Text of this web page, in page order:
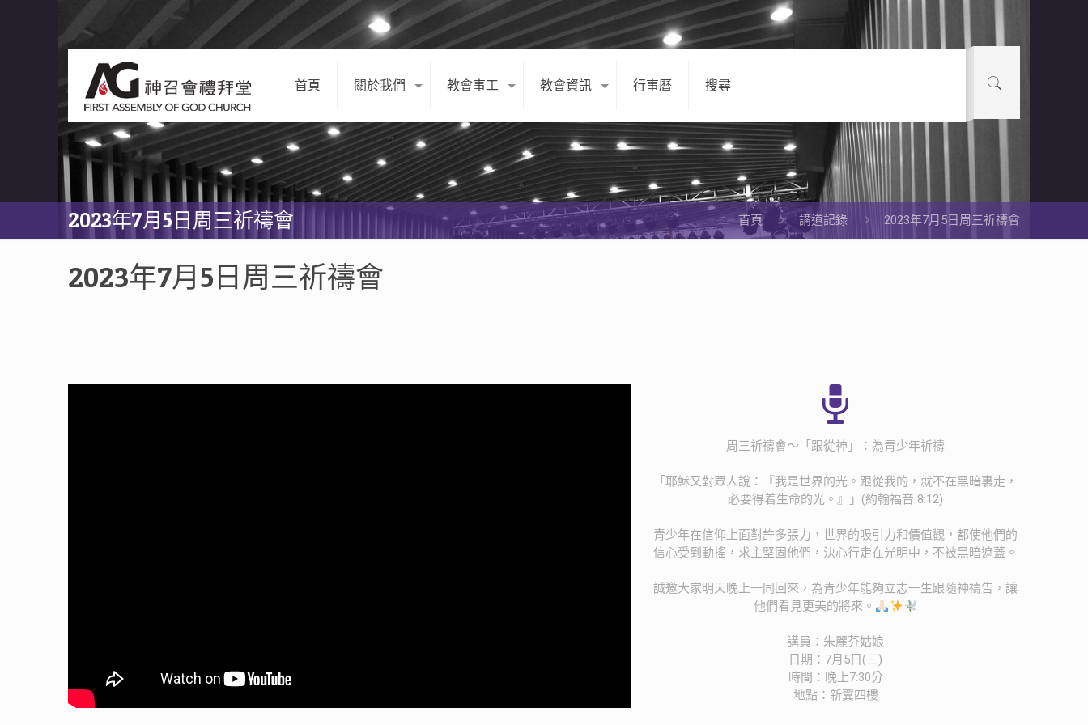
首頁 關於我們 教會事工 教會資訊 行事曆 搜尋
2023年7月5日周三祈禱會 首頁 講道記錄 2023年7月5日周三祈禱會
2023年7月5日周三祈禱會
周三祈禱會～「跟從神」：為青少年祈禱
「耶穌又對眾人說：『我是世界的光。跟從我的，就不在黑暗裏走，
必要得着生命的光。』」(約翰福音 8:12)
青少年在信仰上面對許多張力，世界的吸引力和價值觀，都使他們的
信心受到動搖，求主堅固他們，決心行走在光明中，不被黑暗遮蓋。
誠邀大家明天晚上一同回來，為青少年能夠立志一生跟隨神禱告，讓
他們看見更美的將來。
講員：朱麗芬姑娘
日期：7月5日(三)
時間：晚上7:30分
地點：新翼四樓